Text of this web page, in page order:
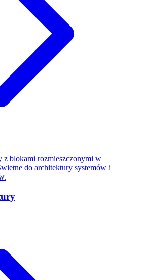
z blokami rozmieszczonymi w
do architektury systemów i